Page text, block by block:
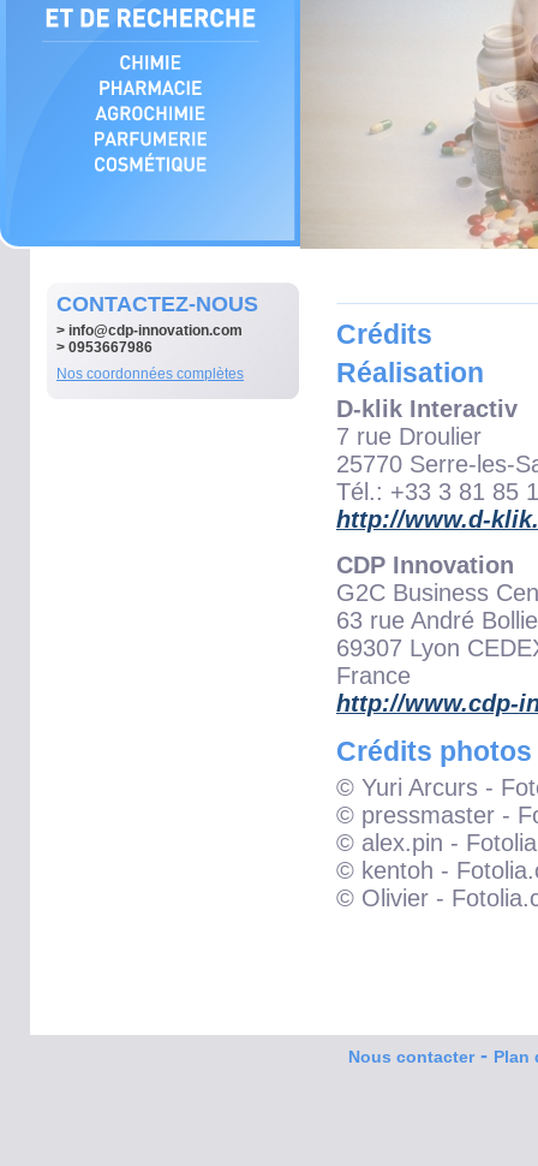
CONTACTEZ-NOUS
> info@cdp-innovation.com
> 0953667986
Nos coordonnées complètes
Crédits
Réalisation
D-klik Interactiv
7 rue Droulier
25770 Serre-les-
Tél.: +33 3 81 85
http://www.d-
CDP Innovation
G2C Business
63 rue André
69307 Lyon
France
http://www.cdp-
Crédits photos
© Yuri Arcurs -
© pressmaster -
© alex.pin -
© kentoh -
© Olivier -
Nous contacter- Plan